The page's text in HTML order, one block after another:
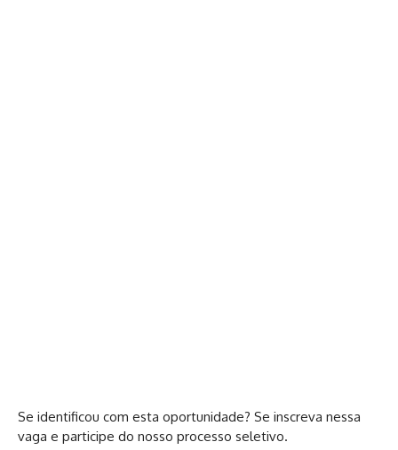
Se identificou com esta oportunidade? Se inscreva nessa
vaga e participe do nosso processo seletivo.